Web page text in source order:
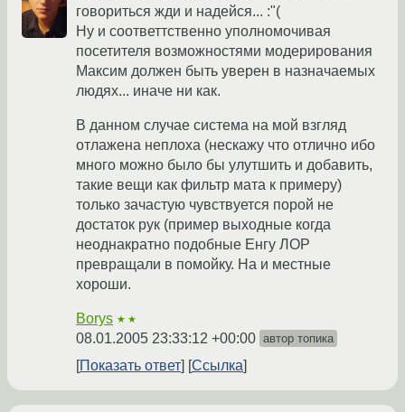
говориться жди и надейся... :"(
Ну и соответтственно уполномочивая
посетителя возможностями модерирования
Максим должен быть уверен в назначаемых
людях... иначе ни как.
В данном случае система на мой взгляд
отлажена неплоха (нескажу что отлично ибо
много можно было бы улутшить и добавить,
такие вещи как фильтр мата к примеру)
только зачастую чувствуется порой не
достаток рук (пример выходные когда
неоднакратно подобные Енгу ЛОР
превращали в помойку. На и местные
хороши.
Borys ★★
08.01.2005 23:33:12 +00:00 автор топика
Показать ответ Ссылка